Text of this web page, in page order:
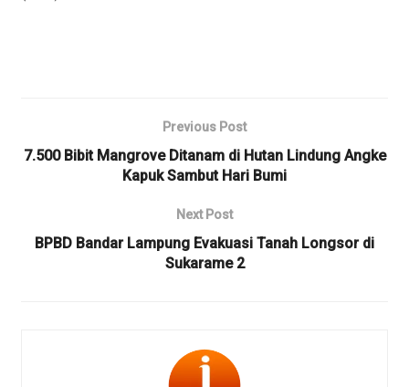
Previous Post
7.500 Bibit Mangrove Ditanam di Hutan Lindung Angke
Kapuk Sambut Hari Bumi
Next Post
BPBD Bandar Lampung Evakuasi Tanah Longsor di
Sukarame 2